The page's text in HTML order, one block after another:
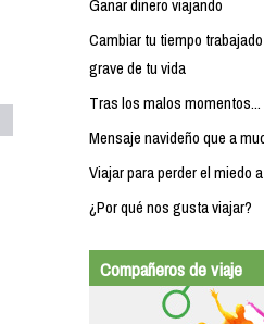
Ganar dinero viajando
Cambiar tu tiempo
grave de tu vida
Tras los malos momentos...
Mensaje navideño que a
Viajar para perder el miedo
¿Por qué nos gusta viajar?
Compañeros de viaje